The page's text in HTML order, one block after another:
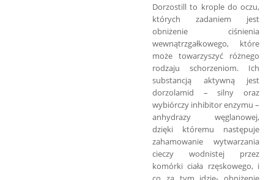
Dorzostill to krople do oczu,
których zadaniem jest
obniżenie ciśnienia
wewnątrzgałkowego, które
może towarzyszyć różnego
rodzaju schorzeniom. Ich
substancją aktywną jest
dorzolamid – silny oraz
wybiórczy inhibitor enzymu –
anhydrazy węglanowej,
dzięki któremu następuje
zahamowanie wytwarzania
cieczy wodnistej przez
komórki ciała rzęskowego, i